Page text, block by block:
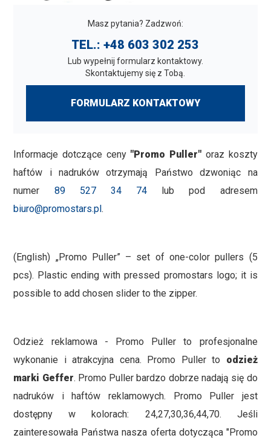
Masz pytania? Zadzwoń:
TEL.: +48 603 302 253
Lub wypełnij formularz kontaktowy.
Skontaktujemy się z Tobą.
FORMULARZ KONTAKTOWY
Informacje dotczące ceny "Promo Puller" oraz koszty
haftów i nadruków otrzymają Państwo dzwoniąc na
numer 89 527 34 74 lub pod adresem
biuro@promostars.pl.
(English) „Promo Puller” – set of one-color pullers (5
pcs). Plastic ending with pressed promostars logo; it is
possible to add chosen slider to the zipper.
Odzież reklamowa - Promo Puller to profesjonalne
wykonanie i atrakcyjna cena. Promo Puller to odzież
marki Geffer. Promo Puller bardzo dobrze nadają się do
nadruków i haftów reklamowych. Promo Puller jest
dostępny w kolorach: 24,27,30,36,44,70. Jeśli
zainteresowała Państwa nasza oferta dotycząca "Promo